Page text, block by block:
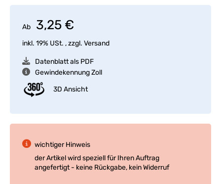
Ab 3,25 €
inkl. 19% USt. , zzgl. Versand
Datenblatt als PDF
Gewindekennung Zoll
3D Ansicht
wichtiger Hinweis
der Artikel wird speziell für Ihren Auftrag
angefertigt - keine Rückgabe, kein Widerruf